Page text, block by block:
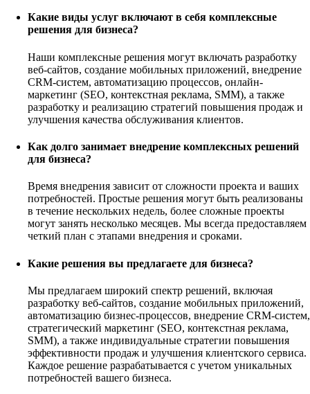
Какие виды услуг включают в себя комплексные
решения для бизнеса?
Наши комплексные решения могут включать разработку
веб-сайтов, создание мобильных приложений, внедрение
CRM-систем, автоматизацию процессов, онлайн-
маркетинг (SEO, контекстная реклама, SMM), а также
разработку и реализацию стратегий повышения продаж и
улучшения качества обслуживания клиентов.
Как долго занимает внедрение комплексных решений
для бизнеса?
Время внедрения зависит от сложности проекта и ваших
потребностей. Простые решения могут быть реализованы
в течение нескольких недель, более сложные проекты
могут занять несколько месяцев. Мы всегда предоставляем
четкий план с этапами внедрения и сроками.
Какие решения вы предлагаете для бизнеса?
Мы предлагаем широкий спектр решений, включая
разработку веб-сайтов, создание мобильных приложений,
автоматизацию бизнес-процессов, внедрение CRM-систем,
стратегический маркетинг (SEO, контекстная реклама,
SMM), а также индивидуальные стратегии повышения
эффективности продаж и улучшения клиентского сервиса.
Каждое решение разрабатывается с учетом уникальных
потребностей вашего бизнеса.